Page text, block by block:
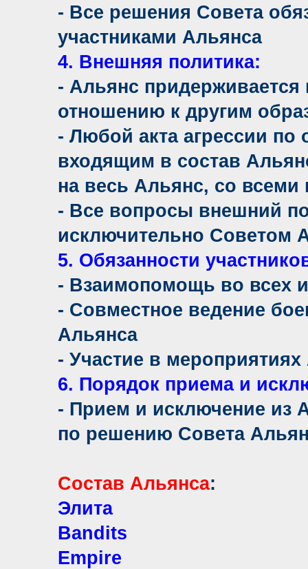
- Все решения Совета
участниками Альянса
4. Внешняя политика:
- Альянс придерживается
отношению к другим
- Любой акта агрессии
входящим в состав
на весь Альянс, со
- Все вопросы внешний
исключительно Советом
5. Обязанности
- Взаимопомощь во всех
- Совместное ведение
Альянса
- Участие в
6. Порядок приема и
- Прием и исключение из
по решению Совета
Состав Альянса:
Элита
Bandits
Empire